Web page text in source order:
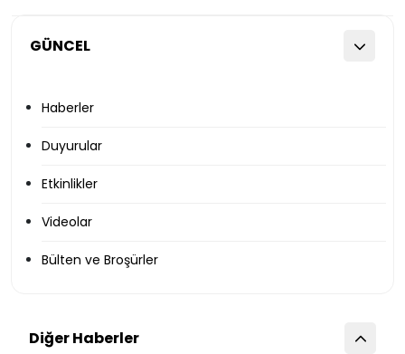
GÜNCEL
Haberler
Duyurular
Etkinlikler
Videolar
Bülten ve Broşürler
Diğer Haberler